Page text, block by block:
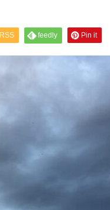
RSS feedly Pin it